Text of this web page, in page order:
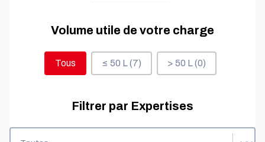
Volume utile de votre charge
Volume utile de votre charge
Tous ≤ 50 L(7) > 50 L(0)
Filtrer par Expertises